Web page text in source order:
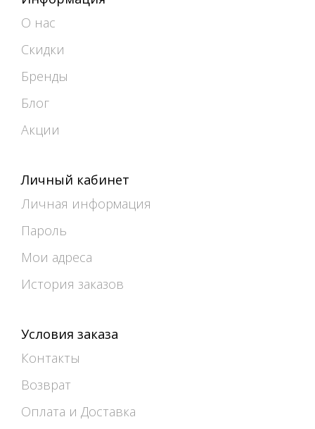
О нас
Скидки
Бренды
Блог
Акции
Личный кабинет
Личная информация
Пароль
Мои адреса
История заказов
Условия заказа
Контакты
Возврат
Оплата и Доставка